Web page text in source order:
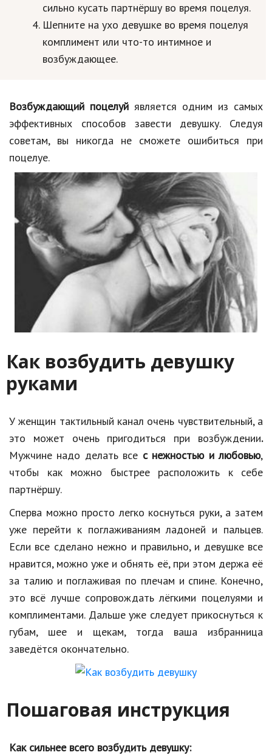
сильно кусать партнёршу во время поцелуя.
Шепните на ухо девушке во время поцелуя
комплимент или что-то интимное и
возбуждающее.
Возбуждающий поцелуй является одним из самых
эффективных способов завести девушку. Следуя
советам, вы никогда не сможете ошибиться при
поцелуе.
Как возбудить девушку
руками
У женщин тактильный канал очень чувствительный, а
это может очень пригодиться при возбуждении.
Мужчине надо делать все с нежностью и любовью,
чтобы как можно быстрее расположить к себе
партнёршу.
Сперва можно просто легко коснуться руки, а затем
уже перейти к поглаживаниям ладоней и пальцев.
Если все сделано нежно и правильно, и девушке все
нравится, можно уже и обнять её, при этом держа её
за талию и поглаживая по плечам и спине. Конечно,
это всё лучше сопровождать лёгкими поцелуями и
комплиментами. Дальше уже следует прикоснуться к
губам, шее и щекам, тогда ваша избранница
заведётся окончательно.
Пошаговая инструкция
Как сильнее всего возбудить девушку: